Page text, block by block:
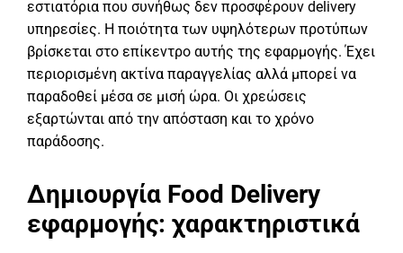
εστιατόρια που συνήθως δεν προσφέρουν delivery
υπηρεσίες. Η ποιότητα των υψηλότερων προτύπων
βρίσκεται στο επίκεντρο αυτής της εφαρμογής. Έχει
περιορισμένη ακτίνα παραγγελίας αλλά μπορεί να
παραδοθεί μέσα σε μισή ώρα. Οι χρεώσεις
εξαρτώνται από την απόσταση και το χρόνο
παράδοσης.
Δημιουργία Food Delivery
εφαρμογής: χαρακτηριστικά